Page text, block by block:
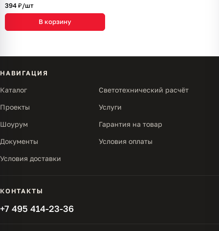
394 ₽/шт
В корзину
НАВИГАЦИЯ
Каталог Светотехнический расчёт
Проекты Услуги
Шоурум Гарантия на товар
Документы Условия оплаты
Условия доставки
КОНТАКТЫ
+7 495 414-23-36